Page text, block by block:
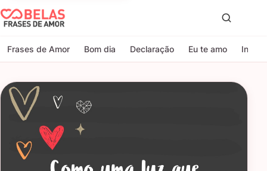
Belas Frases de Amor
Frases de Amor Bom dia Declaração Eu te amo